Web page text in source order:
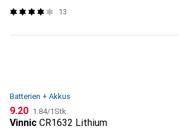
13
Batterien + Akkus
CHF
9.20 CHF
1.84/1Stk.
Vinnic CR1632 Lithium